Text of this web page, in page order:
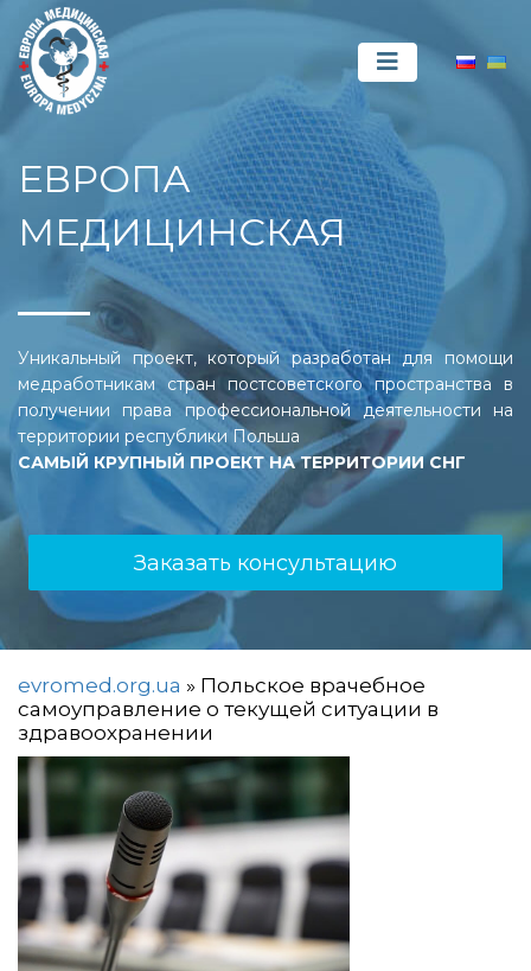
ЕВРОПА
МЕДИЦИНСКАЯ
Уникальный проект, который разработан для помощи
медработникам стран постсоветского пространства в
получении права профессиональной деятельности на
территории республики Польша
САМЫЙ КРУПНЫЙ ПРОЕКТ НА ТЕРРИТОРИИ СНГ
Заказать консультацию
evromed.org.ua » Польское врачебное
самоуправление о текущей ситуации в
здравоохранении